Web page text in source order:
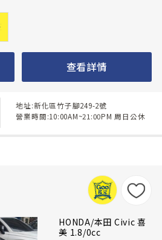
查看詳情
地址:新化區竹子腳249-2號
營業時間:10:00AM~21:00PM 周日公休
HONDA/本田 Civic 喜
美 1.8/0cc